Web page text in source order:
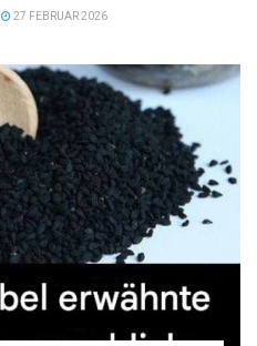
27 FEBRUAR 2026